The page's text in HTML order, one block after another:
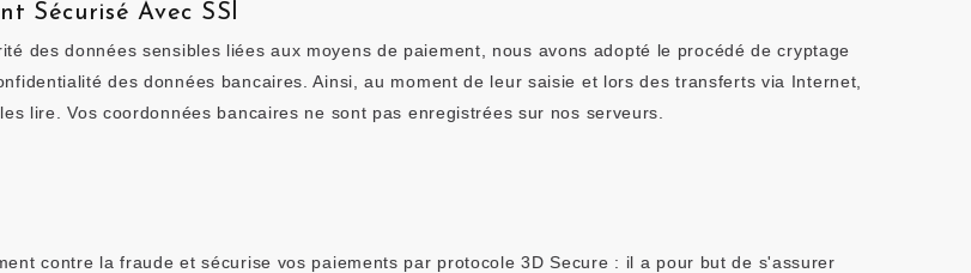
Sécurisé Avec SSl
des données sensibles liées aux moyens de paiement, nous avons adopté le procédé de cryptage
des données bancaires. Ainsi, au moment de leur saisie et lors des transferts via Internet,
lire. Vos coordonnées bancaires ne sont pas enregistrées sur nos serveurs.
contre la fraude et sécurise vos paiements par protocole 3D Secure : il a pour but de s'assurer